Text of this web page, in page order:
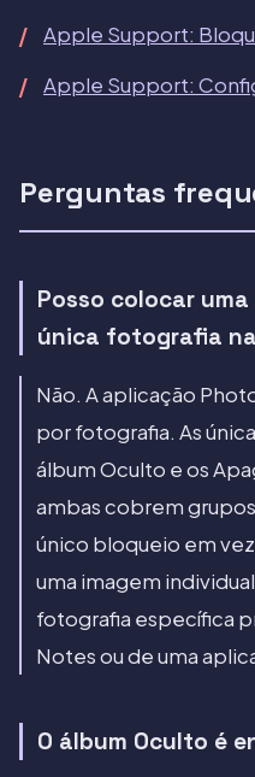
Apple Support:
Apple Support:
Perguntas
Posso colocar
única fotografia
Não. A aplicação
por fotografia. As
álbum Oculto e os
ambas cobrem
único bloqueio em
uma imagem
fotografia específica
Notes ou de uma
O álbum Oculto é